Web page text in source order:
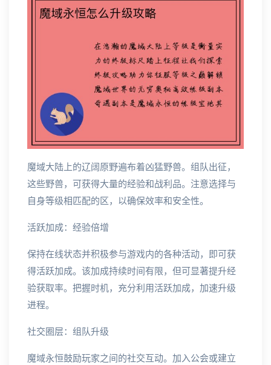
魔域大陆上的辽阔原野遍布着凶猛野兽。组队出征，
这些野兽，可获得大量的经验和战利品。注意选择与
自身等级相匹配的区，以确保效率和安全性。
活跃加成：经验倍增
保持在线状态并积极参与游戏内的各种活动，即可获
得活跃加成。该加成持续时间有限，但可显著提升经
验获取率。把握时机，充分利用活跃加成，加速升级
进程。
社交圈层：组队升级
魔域永恒鼓励玩家之间的社交互动。加入公会或建立